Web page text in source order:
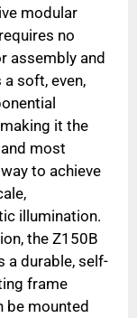
modular
no
assembly and
a soft, even,
it the
most
to achieve
illumination.
the Z150B
a durable, self-
frame
be mounted